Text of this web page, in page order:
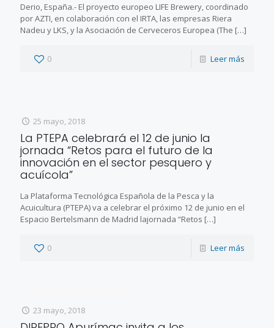
Derio, España.- El proyecto europeo LIFE Brewery, coordinado
por AZTI, en colaboración con el IRTA, las empresas Riera
Nadeu y LKS, y la Asociación de Cerveceros Europea (The […]
0 Leer más
25 mayo, 2018
La PTEPA celebrará el 12 de junio la
jornada “Retos para el futuro de la
innovación en el sector pesquero y
acuícola”
La Plataforma Tecnológica Española de la Pesca y la
Acuicultura (PTEPA) va a celebrar el próximo 12 de junio en el
Espacio Bertelsmann de Madrid lajornada “Retos […]
0 Leer más
23 mayo, 2018